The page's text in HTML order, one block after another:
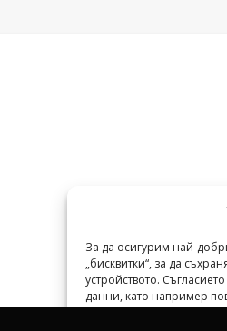
За да осигурим най-
„бисквитки“, за да
устройството.
данни, като например